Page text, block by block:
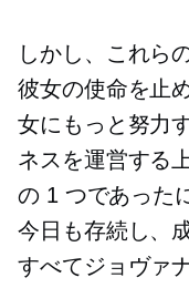
しかし、これら
彼女の使命を止
女にもっと努力
ネスを運営する
の 1 つであった
今日も存続し、
すべてジョヴァ